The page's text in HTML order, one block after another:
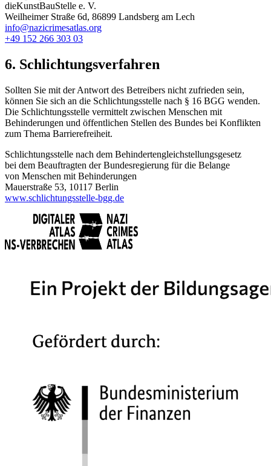
dieKunstBauStelle e. V.
Weilheimer Straße 6d, 86899 Landsberg am Lech
info@nazicrimesatlas.org
+49 152 266 303 03
6. Schlichtungsverfahren
Sollten Sie mit der Antwort des Betreibers nicht zufrieden sein,
können Sie sich an die Schlichtungsstelle nach § 16 BGG wenden.
Die Schlichtungsstelle vermittelt zwischen Menschen mit
Behinderungen und öffentlichen Stellen des Bundes bei Konflikten
zum Thema Barrierefreiheit.
Schlichtungsstelle nach dem Behindertengleichstellungsgesetz
bei dem Beauftragten der Bundesregierung für die Belange
von Menschen mit Behinderungen
Mauerstraße 53, 10117 Berlin
www.schlichtungsstelle-bgg.de